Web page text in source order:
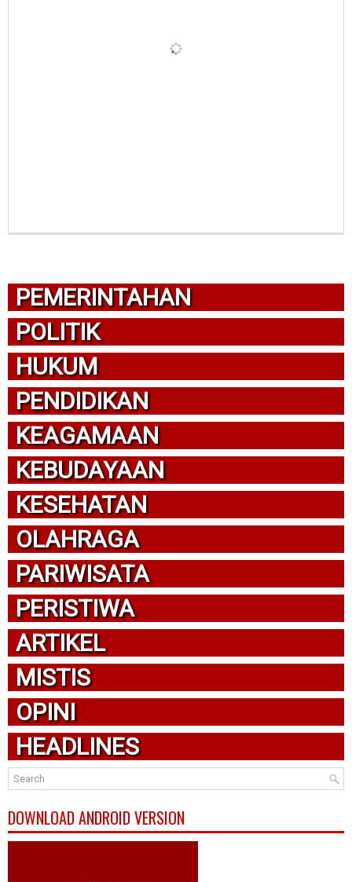
PEMERINTAHAN
POLITIK
HUKUM
PENDIDIKAN
KEAGAMAAN
KEBUDAYAAN
KESEHATAN
OLAHRAGA
PARIWISATA
PERISTIWA
ARTIKEL
MISTIS
OPINI
HEADLINES
DOWNLOAD ANDROID VERSION